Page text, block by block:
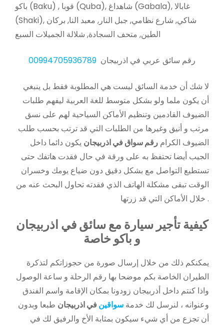
باكو (Baku) , قوبا (Quba), شاهداغ (Gabala), غابالا
(Shaki), شاكي, شارع نظامي, جبل النار, معبد النا, بركان
الطين, متحف السجادة, شلالة الجميلات السبع
رقم سائق عربي في اذربيجان 00994705936789
لا شك أن خدمة السائق ليست هي المطلوبة فقط بل ينبغي
أن يكون ملما ولو بشكل متوسط للغة العربية ليفهم طلبات
الضيوف القادمين وتنظيم الأماكن السياحية لهم على نسق
مرتب و أنيق وغيرها من الطلبات التي قد ترتب بحسب طلب
الضيوف الكرام رقم سواق في اذربيجان يكون دائما داخل
الجيب أيضا تحتفظ به على ورقة في حال فقدت هاتفك حتى
تستطيع التواصل مع بشكل دقيق دون ضياع يومك وخسران
الوقت تبقى مشكلة الهاتف الذي فقدته تحاول البحث عنه من
خلال الأماكن التي قد زرتها .
كيفية تأجير سيارة مع سائق في اذربيجان
و باكو خاصة
يمكنكم ذلك من خلال إرسال صورة من حجوزاتكم لتذكرة
الطيران الخاصة بكم موضحا بها رقم الرحلة و ساعة الوصول
واذا كنتم داخل أذربيجان زودونا بمكان الإقامة واسم الفندق
وعنوانه ، لنرسل لك خدمة سواقين في اذربيجان طبعا وبدون
أن تجزع من أي شيء سيكون بمثابة الأخ والرفيق لك في